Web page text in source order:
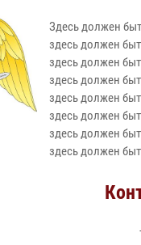
Здесь должен
здесь должен
здесь должен
здесь должен
здесь должен
здесь должен
здесь должен
здесь должен